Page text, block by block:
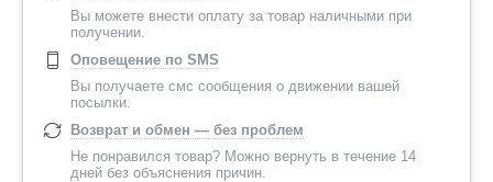
Вы можете внести оплату за товар наличными при
получении.
Оповещение по SMS
Вы получаете смс сообщения о движении вашей
посылки.
Возврат и обмен — без проблем
Не понравился товар? Можно вернуть в течение 14
дней без объяснения причин.